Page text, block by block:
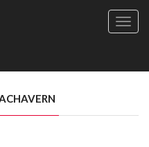
Site
Le